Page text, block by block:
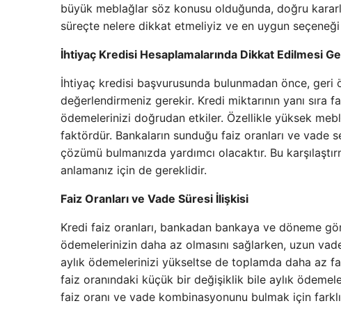
büyük meblağlar söz konusu olduğunda, doğru
süreçte nelere dikkat etmeliyiz ve en uygun seçeneği
İhtiyaç Kredisi Hesaplamalarında Dikkat Edilmesi
İhtiyaç kredisi başvurusunda bulunmadan önce, geri
değerlendirmeniz gerekir. Kredi miktarının yanı sıra
ödemelerinizi doğrudan etkiler. Özellikle yüksek
faktördür. Bankaların sunduğu faiz oranları ve vade
çözümü bulmanızda yardımcı olacaktır. Bu
anlamanız için de gereklidir.
Faiz Oranları ve Vade Süresi İlişkisi
Kredi faiz oranları, bankadan bankaya ve döneme
ödemelerinizin daha az olmasını sağlarken, uzun
aylık ödemelerinizi yükseltse de toplamda daha az
faiz oranındaki küçük bir değişiklik bile aylık
faiz oranı ve vade kombinasyonunu bulmak için